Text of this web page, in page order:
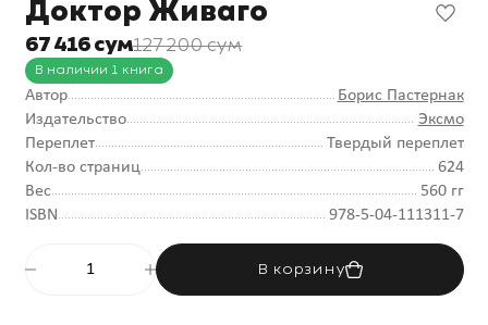
Доктор Живаго
67 416 сум127 200 сум
В наличии 1 книга
Автор
Борис Пастернак
Издательство
Эксмо
Переплет
Твердый переплет
Кол-во страниц
624
Вес
560 гг
ISBN
978-5-04-111311-7
В корзину